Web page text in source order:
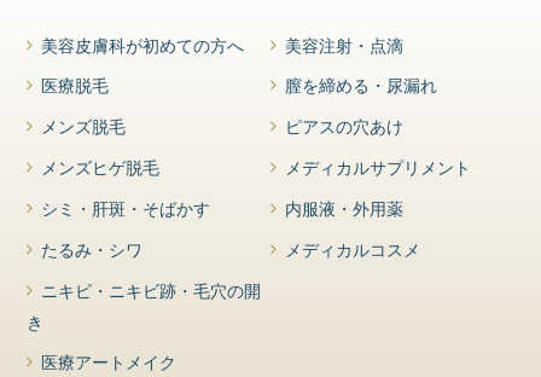
美容皮膚科が初めての方へ
医療脱毛
メンズ脱毛
メンズヒゲ脱毛
シミ・肝斑・そばかす
たるみ・シワ
ニキビ・ニキビ跡・毛穴の開
き
医療アートメイク
美容注射・点滴
膣を締める・尿漏れ
ピアスの穴あけ
メディカルサプリメント
内服液・外用薬
メディカルコスメ